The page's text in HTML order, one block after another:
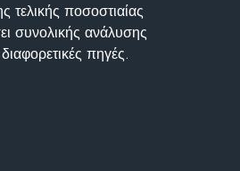
τελικής ποσοστιαίας
συνολικής ανάλυσης
πηγές.